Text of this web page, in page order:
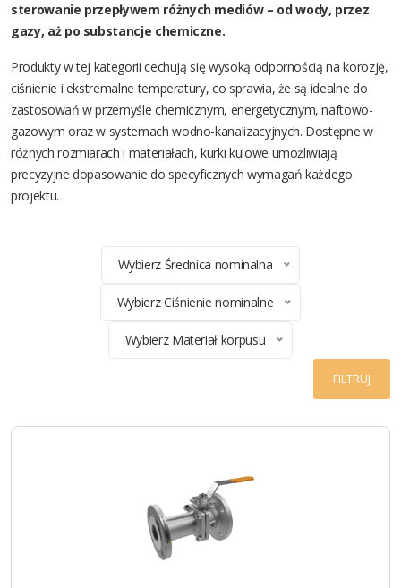
sterowanie przepływem różnych mediów – od wody, przez
gazy, aż po substancje chemiczne.
Produkty w tej kategorii cechują się wysoką odpornością na korozję,
ciśnienie i ekstremalne temperatury, co sprawia, że są idealne do
zastosowań w przemyśle chemicznym, energetycznym, naftowo-
gazowym oraz w systemach wodno-kanalizacyjnych. Dostępne w
różnych rozmiarach i materiałach, kurki kulowe umożliwiają
precyzyjne dopasowanie do specyficznych wymagań każdego
projektu.
Wybierz Średnica nominalna
Wybierz Ciśnienie nominalne
Wybierz Materiał korpusu
FILTRUJ